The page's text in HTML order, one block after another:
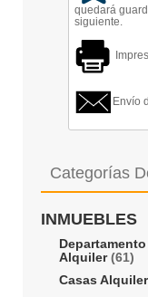
quedará
siguiente.
Envío
Categorías
INMUEBLES
Departamento
Alquiler(61)
Casas Alquiler